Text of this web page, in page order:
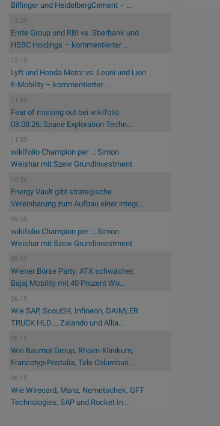
Bilfinger und HeidelbergCement – ...
13:20
Erste Group und RBI vs. Sberbank und
HSBC Holdings – kommentierter ...
13:10
Lyft und Honda Motor vs. Leoni und Lion
E-Mobility – kommentierter ...
11:05
Fear of missing out bei wikifolio
08.08.26: Space Exploration Techn...
11:05
wikifolio Champion per ..: Simon
Weishar mit Szew Grundinvestment
10:38
Energy Vault gibt strategische
Vereinbarung zum Aufbau einer integr...
09:55
wikifolio Champion per ..: Simon
Weishar mit Szew Grundinvestment
09:32
Wiener Börse Party: ATX schwächer,
Bajaj Mobility mit 40 Prozent Wo...
06:15
Wie SAP, Scout24, Infineon, DAIMLER
TRUCK HLD..., Zalando und Allia...
06:15
Wie Baumot Group, Rhoen-Klinikum,
Francotyp-Postalia, Tele Columbus...
06:15
Wie Wirecard, Manz, Nemetschek, GFT
Technologies, SAP und Rocket In...